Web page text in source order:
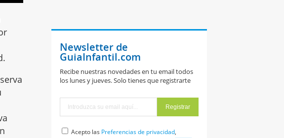
Newsletter de
GuiaInfantil.com
Recibe nuestras novedades en tu email todos
los lunes y jueves. Solo tienes que registrarte
Acepto las Preferencias de privacidad,